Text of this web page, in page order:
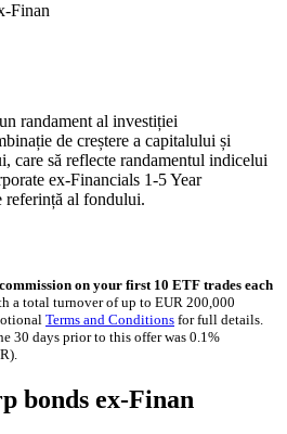
Finan
randament al investiției
de creștere a capitalului și
care să reflecte randamentul indicelui
ex-Financials 1-5 Year
referință al fondului.
on your first 10 ETF trades each
a total turnover of up to EUR 200,000
Terms and Conditions for full details.
30 days prior to this offer was 0.1%
bonds ex-Finan